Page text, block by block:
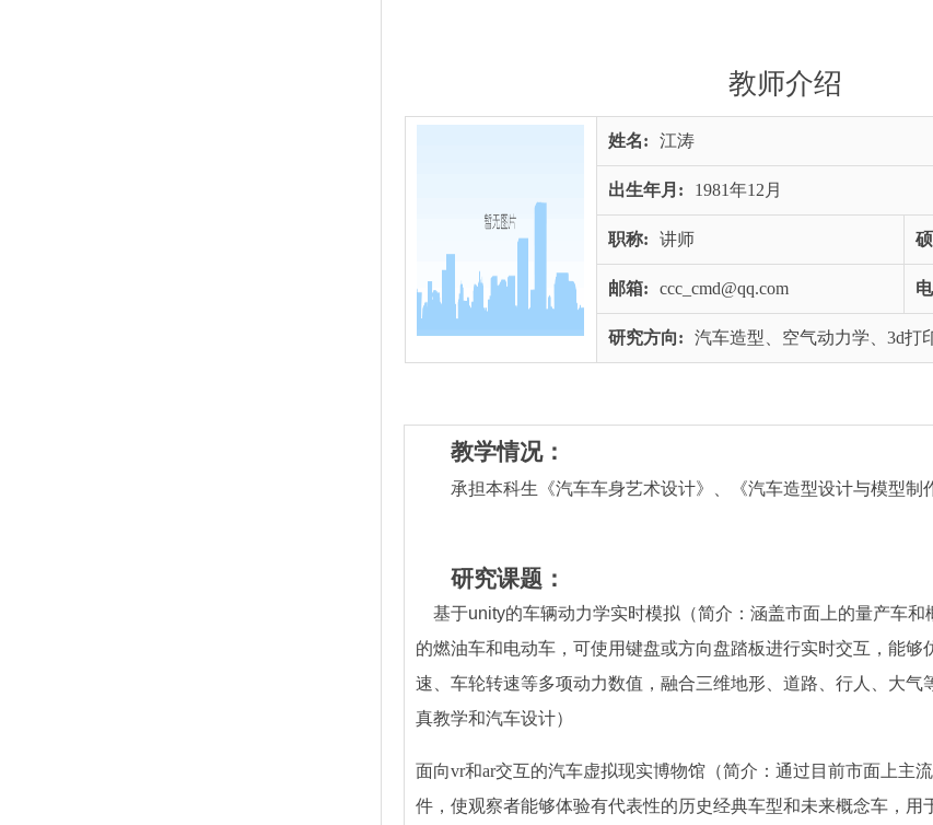
教师介绍
姓名: 江涛
出生年月: 1981年12月
职称: 讲师
邮箱: ccc_cmd@qq.com
研究方向: 汽车造型、空气动力学、3d打
教学情况：
承担本科生《汽车车身艺术设计》、《汽车造型设计与模型制
研究课题：
基于unity的车辆动力学实时模拟（简介：涵盖市面上的量产车
的燃油车和电动车，可使用键盘或方向盘踏板进行实时交互，能够
速、车轮转速等多项动力数值，融合三维地形、道路、行人、大气
真教学和汽车设计）
面向vr和ar交互的汽车虚拟现实博物馆（简介：通过目前市面上主
件，使观察者能够体验有代表性的历史经典车型和未来概念车 ，